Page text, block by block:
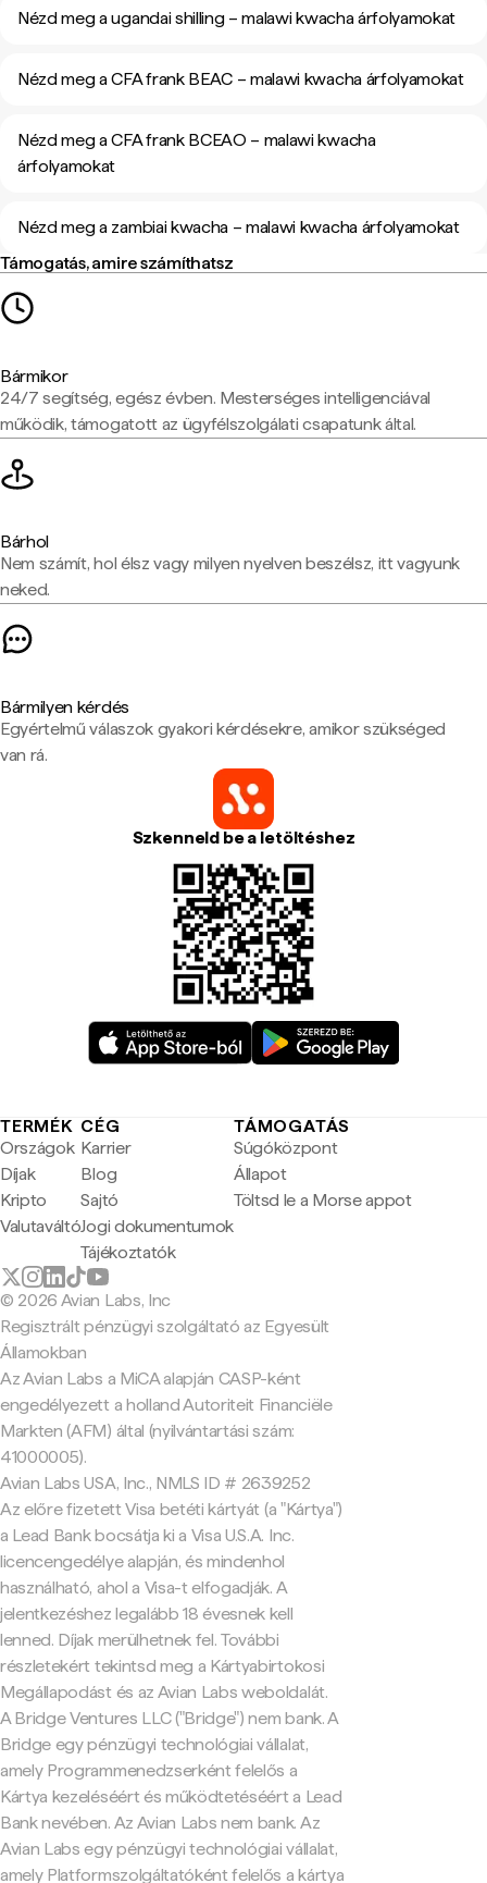
Nézd meg a ugandai shilling – malawi kwacha árfolyamokat
Nézd meg a CFA frank BEAC – malawi kwacha árfolyamokat
Nézd meg a CFA frank BCEAO – malawi kwacha
árfolyamokat
Nézd meg a zambiai kwacha – malawi kwacha árfolyamokat
Támogatás, amire számíthatsz
Bármikor
24/7 segítség, egész évben. Mesterséges intelligenciával
működik, támogatott az ügyfélszolgálati csapatunk által.
Bárhol
Nem számít, hol élsz vagy milyen nyelven beszélsz, itt vagyunk
neked.
Bármilyen kérdés
Egyértelmű válaszok gyakori kérdésekre, amikor szükséged
van rá.
Szkenneld be a letöltéshez
TERMÉK
Országok
Díjak
Kripto
Valutaváltó
CÉG
Karrier
Blog
Sajtó
Jogi dokumentumok
Tájékoztatók
TÁMOGATÁS
Súgóközpont
Állapot
Töltsd le a Morse appot
© 2026 Avian Labs, Inc
Regisztrált pénzügyi szolgáltató az Egyesült
Államokban
Az Avian Labs a MiCA alapján CASP-ként
engedélyezett a holland Autoriteit Financiële
Markten (AFM) által (nyilvántartási szám:
41000005).
Avian Labs USA, Inc., NMLS ID # 2639252
Az előre fizetett Visa betéti kártyát (a "Kártya")
a Lead Bank bocsátja ki a Visa U.S.A. Inc.
licencengedélye alapján, és mindenhol
használható, ahol a Visa-t elfogadják. A
jelentkezéshez legalább 18 évesnek kell
lenned. Díjak merülhetnek fel. További
részletekért tekintsd meg a Kártyabirtokosi
Megállapodást és az Avian Labs weboldalát.
A Bridge Ventures LLC ("Bridge") nem bank. A
Bridge egy pénzügyi technológiai vállalat,
amely Programmenedzserként felelős a
Kártya kezeléséért és működtetéséért a Lead
Bank nevében. Az Avian Labs nem bank. Az
Avian Labs egy pénzügyi technológiai vállalat,
amely Platformszolgáltatóként felelős a kártya